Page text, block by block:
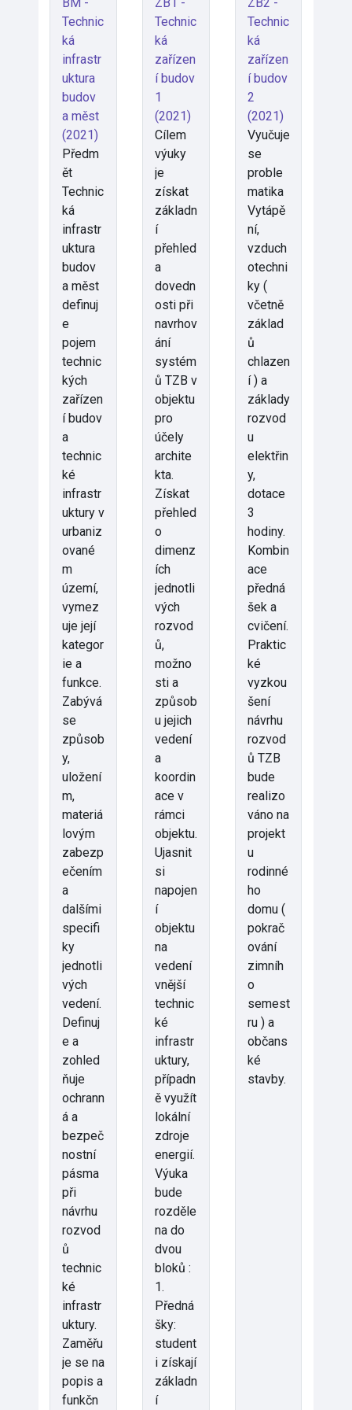
Technic
ká
infrastr
uktura
budov
a měst
(2021)
Předm
ět
Technic
ká
infrastr
uktura
budov
a měst
definuj
e
pojem
technic
kých
zařízen
í budov
a
technic
ké
infrastr
uktury v
urbaniz
ované
m
území,
vymez
uje její
kategor
ie a
funkce.
Zabývá
se
způsob
y,
uložení
m,
materiá
lovým
zabezp
ečením
a
dalšími
specifi
ky
jednotli
vých
vedení.
Definuj
e a
zohled
ňuje
ochrann
á a
bezpeč
nostní
pásma
při
návrhu
rozvod
ů
technic
ké
infrastr
uktury.
Zaměřu
je se na
popis a
funkčn
Technic
ká
zařízen
í budov
1
(2021)
Cílem
výuky
je
získat
základn
í
přehled
a
dovedn
osti při
navrhov
ání
systém
ů TZB v
objektu
pro
účely
archite
kta.
Získat
přehled
o
dimenz
ích
jednotli
vých
rozvod
ů,
možno
sti a
způsob
u jejich
vedení
a
koordin
ace v
rámci
objektu.
Ujasnit
si
napojen
í
objektu
na
vedení
vnější
technic
ké
infrastr
uktury,
případn
ě využít
lokální
zdroje
energií.
Výuka
bude
rozděle
na do
dvou
bloků :
1.
Předná
šky:
student
i získají
základn
í
Technic
ká
zařízen
í budov
2
(2021)
Vyučuje
se
proble
matika
Vytápě
ní,
vzduch
otechni
ky (
včetně
základ
ů
chlazen
í ) a
základy
rozvod
u
elektřin
y,
dotace
3
hodiny.
Kombin
ace
předná
šek a
cvičení.
Praktic
ké
vyzkou
šení
návrhu
rozvod
ů TZB
bude
realizo
váno na
projekt
u
rodinné
ho
domu (
pokrač
ování
zimníh
o
semest
ru ) a
občans
ké
stavby.